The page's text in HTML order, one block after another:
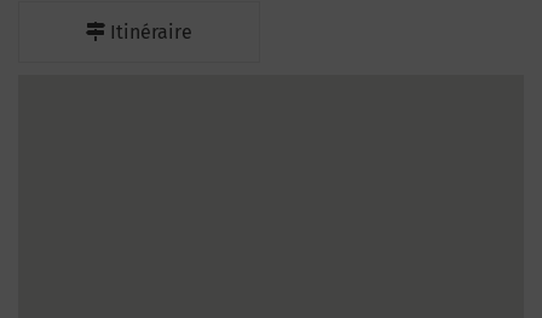
Itinéraire